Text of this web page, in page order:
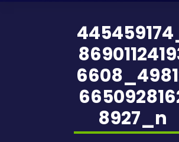
8927_n